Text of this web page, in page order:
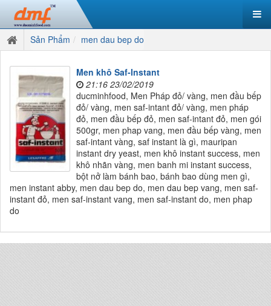
Sản Phẩm men dau bep do
Men khô Saf-Instant
21:16 23/02/2019
ducminhfood, Men Pháp đỏ/ vàng, men đầu bếp
đỏ/ vàng, men saf-intant đỏ/ vàng, men pháp
đỏ, men đầu bếp đỏ, men saf-intant đỏ, men gói
500gr, men phap vang, men đầu bếp vàng, men
saf-intant vàng, saf instant là gì, mauripan
instant dry yeast, men khô instant success, men
khô nhãn vàng, men banh mi instant success,
bột nở làm bánh bao, bánh bao dùng men gì,
men instant abby, men dau bep do, men dau bep vang, men saf-
instant đỏ, men saf-instant vang, men saf-instant do, men phap
do